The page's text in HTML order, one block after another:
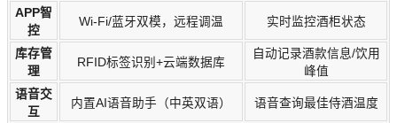
APP智
控
Wi-Fi/蓝牙双模，远程调温 实时监控酒柜状态
库存管
理
RFID标签识别+云端数据库
自动记录酒款信息/饮用
峰值
语音交
互
内置AI语音助手（中英双语） 语音查询最佳侍酒温度